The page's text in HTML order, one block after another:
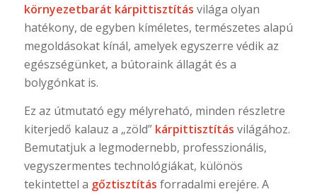
környezetbarát kárpittisztítás világa olyan
hatékony, de egyben kíméletes, természetes alapú
megoldásokat kínál, amelyek egyszerre védik az
egészségünket, a bútoraink állagát és a
bolygónkat is.
Ez az útmutató egy mélyreható, minden részletre
kiterjedő kalauz a „zöld” kárpittisztítás világához.
Bemutatjuk a legmodernebb, professzionális,
vegyszermentes technológiákat, különös
tekintettel a gőztisztítás forradalmi erejére. A